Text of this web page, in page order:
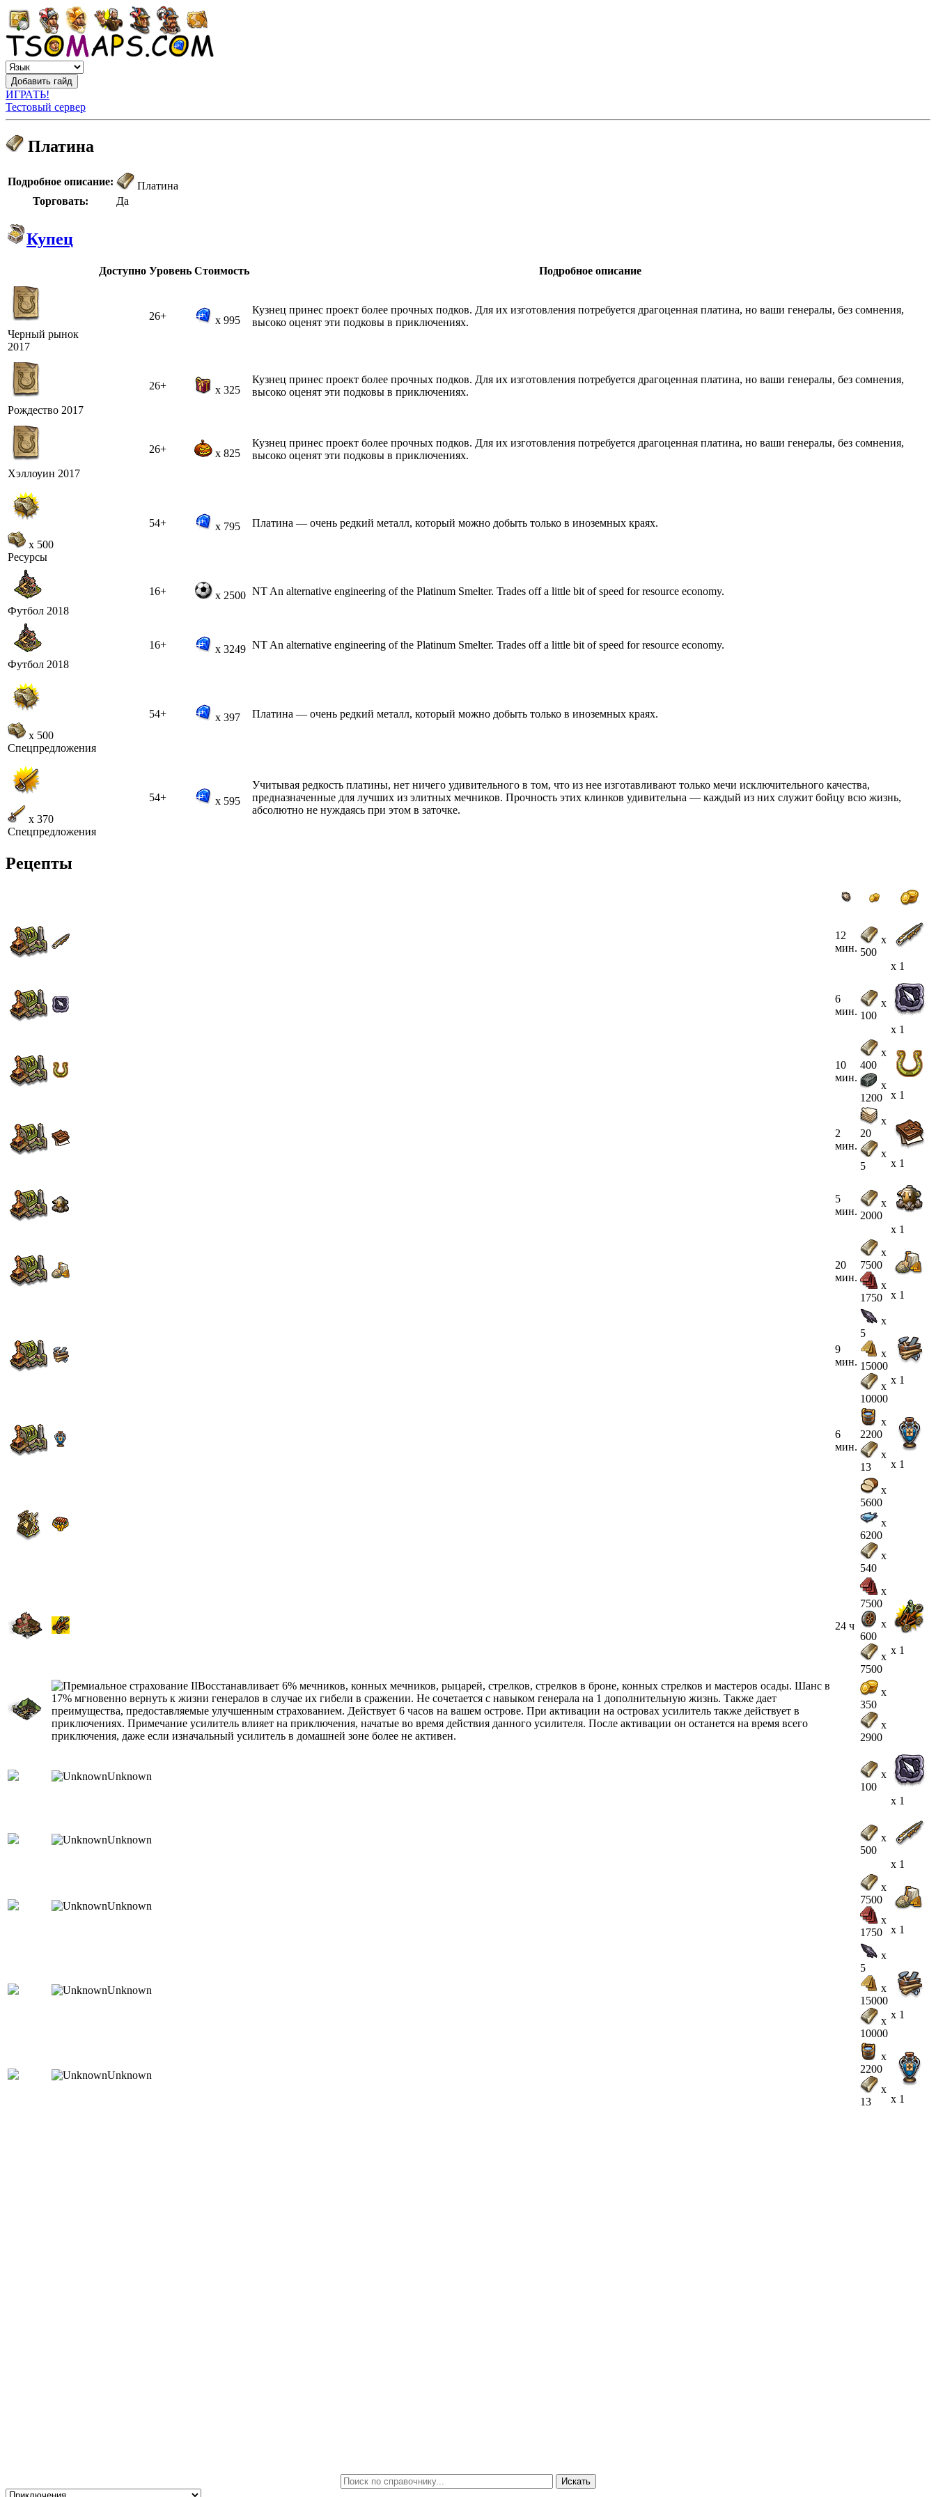
ИГРАТЬ!
Тестовый сервер
Платина
Подробное описание:
Платина
Торговать:
Да
Купец
Доступно Уровень Стоимость Подробное описание
Черный рынок
2017
26+ x 995
Кузнец принес проект более прочных подков. Для их изготовления потребуется драгоценная платина, но ваши генералы, без сомнения,
высоко оценят эти подковы в приключениях.
Рождество 2017
26+ x 325
Кузнец принес проект более прочных подков. Для их изготовления потребуется драгоценная платина, но ваши генералы, без сомнения,
высоко оценят эти подковы в приключениях.
Хэллоуин 2017
26+ x 825
Кузнец принес проект более прочных подков. Для их изготовления потребуется драгоценная платина, но ваши генералы, без сомнения,
высоко оценят эти подковы в приключениях.
x 500
Ресурсы
54+ x 795 Платина — очень редкий металл, который можно добыть только в иноземных краях.
Футбол 2018
16+ x 2500 NT An alternative engineering of the Platinum Smelter. Trades off a little bit of speed for resource economy.
Футбол 2018
16+ x 3249 NT An alternative engineering of the Platinum Smelter. Trades off a little bit of speed for resource economy.
x 500
Спецпредложения
54+ x 397 Платина — очень редкий металл, который можно добыть только в иноземных краях.
x 370
Спецпредложения
54+ x 595
Учитывая редкость платины, нет ничего удивительного в том, что из нее изготавливают только мечи исключительного качества,
предназначенные для лучших из элитных мечников. Прочность этих клинков удивительна — каждый из них служит бойцу всю жизнь,
абсолютно не нуждаясь при этом в заточке.
Рецепты
12
мин.
x
500
x 1
6
мин.
x
100
x 1
10
мин.
x
400
x
1200
x 1
2
мин.
x
20
x
5
x 1
5
мин.
x
2000
x 1
20
мин.
x
7500
x
1750
x 1
9
мин.
x
5
x
15000
x
10000
x 1
6
мин.
x
2200
x
13
x 1
x
5600
x
6200
x
540
24 ч
x
7500
x
600
x
7500
x 1
x
350
x
2900
x
100
x 1
x
500
x 1
x
7500
x
1750
x 1
x
5
x
15000
x
10000
x 1
x
2200
x
13
x 1